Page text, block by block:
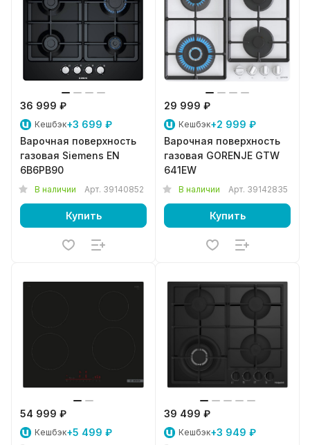
36 999 ₽
Кешбэк+3 699 ₽
Варочная поверхность
газовая Siemens EN
6B6PB90
В наличии Арт. 39140852
Купить
29 999 ₽
Кешбэк+2 999 ₽
Варочная поверхность
газовая GORENJE GTW
641EW
В наличии Арт. 39142835
Купить
54 999 ₽
Кешбэк+5 499 ₽
39 499 ₽
Кешбэк+3 949 ₽